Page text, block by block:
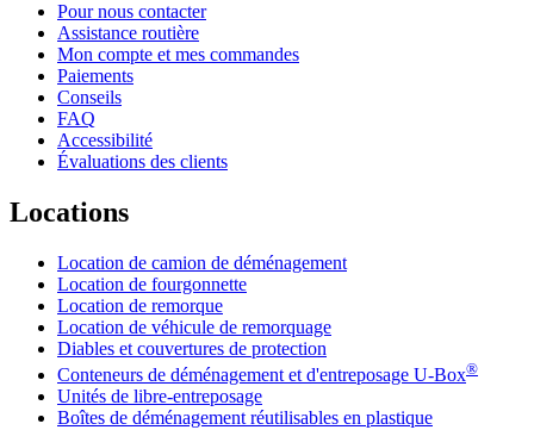
Pour nous contacter
Assistance routière
Mon compte et mes commandes
Paiements
Conseils
FAQ
Accessibilité
Évaluations des clients
Locations
Location de camion de déménagement
Location de fourgonnette
Location de remorque
Location de véhicule de remorquage
Diables et couvertures de protection
Conteneurs de déménagement et d'entreposage U-Box®
Unités de libre-entreposage
Boîtes de déménagement réutilisables en plastique